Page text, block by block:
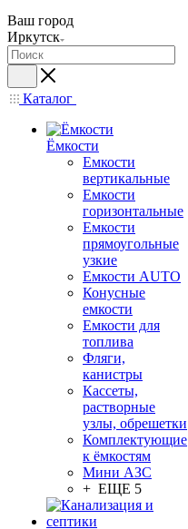
Ваш город
Иркутск
Каталог
Ёмкости
Емкости
вертикальные
Емкости
горизонтальные
Емкости
прямоугольные
узкие
Емкости АUТО
Конусные
емкости
Емкости для
топлива
Фляги,
канистры
Кассеты,
растворные
узлы, обрешетки
Комплектующие
к ёмкостям
Мини АЗС
+ ЕЩЕ 5